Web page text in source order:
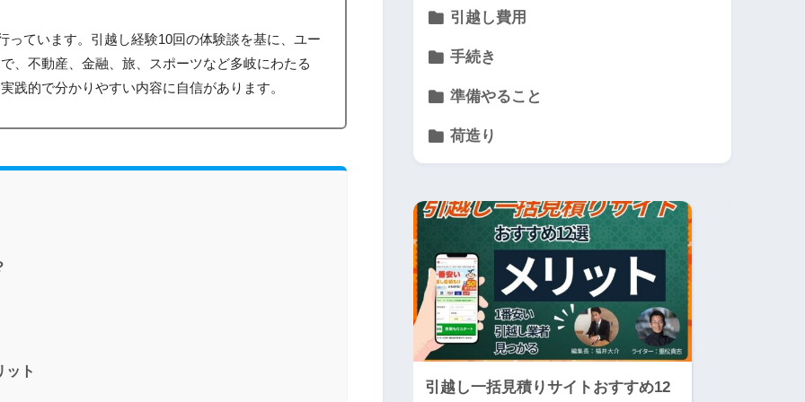
っています。引越し経験10回の体験談を基に、ユー
、不動産、金融、旅、スポーツなど多岐にわたる
践的で分かりやすい内容に自信があります。
ット
引越し費用
手続き
準備やること
荷造り
引越し一括見積りサイトおすすめ12